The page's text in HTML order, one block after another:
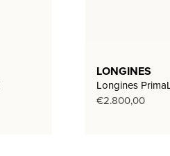
LONGINES
Longines
€2.800,00